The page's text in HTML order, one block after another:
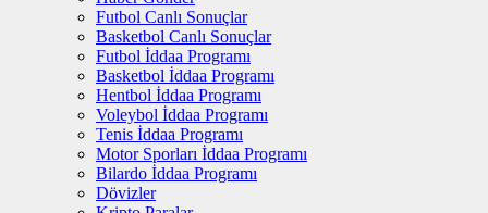
Futbol Canlı Sonuçlar
Basketbol Canlı Sonuçlar
Futbol İddaa Programı
Basketbol İddaa Programı
Hentbol İddaa Programı
Voleybol İddaa Programı
Tenis İddaa Programı
Motor Sporları İddaa Programı
Bilardo İddaa Programı
Dövizler